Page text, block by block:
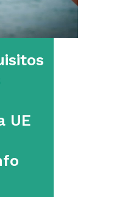
UE